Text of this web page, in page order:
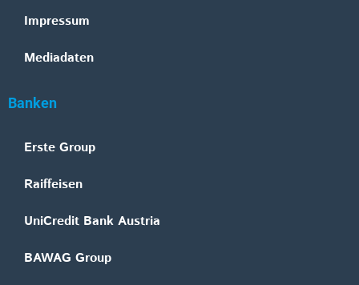
Impressum
Mediadaten
Banken
Erste Group
Raiffeisen
UniCredit Bank Austria
BAWAG Group